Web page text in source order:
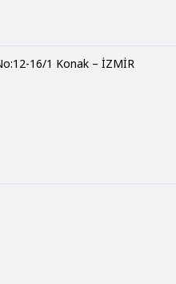
16/1 Konak – İZMİR